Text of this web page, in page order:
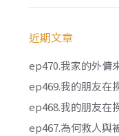
近期文章
ep470.我家的外傭
ep469.我的朋友在
ep468.我的朋友在
ep467.為何救人與